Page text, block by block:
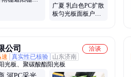
广夏 乳白色PC扩散
板匀光板面板户外
公司
洽谈
速 真实性已核验
山东济南
光板、聚碳酸酯阳光板